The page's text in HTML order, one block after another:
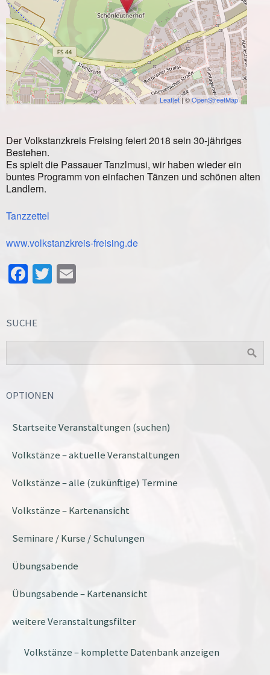
Leaflet| ©OpenStreetMap
Der Volkstanzkreis Freising feiert 2018 sein 30-jähriges
Bestehen.
Es spielt die Passauer Tanzlmusi, wir haben wieder ein
buntes Programm von einfachen Tänzen und schönen alten
Landlern.
Tanzzettel
www.volkstanzkreis-freising.de
Facebook
Twitter
SUCHE
OPTIONEN
Startseite Veranstaltungen (suchen)
Volkstänze – aktuelle Veranstaltungen
Volkstänze – alle (zukünftige) Termine
Volkstänze – Kartenansicht
Seminare / Kurse / Schulungen
Übungsabende
Übungsabende – Kartenansicht
weitere Veranstaltungsfilter
Volkstänze – komplette Datenbank anzeigen